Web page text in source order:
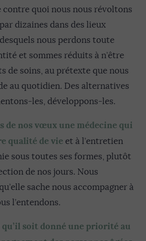
contre quoi nous nous révoltons
dizaines dans des lieux
nous perdons toute
et sommes réduits à n’être
de soins, au prétexte que nous
au quotidien. Des alternatives
les, développons-les.
de nos vœux une médecine qui
qualité de vie et à l’entretien
sous toutes ses formes, plutôt
de nos jours. Nous
sache nous accompagner à
l’entendons.
qu’il soit donné une priorité au